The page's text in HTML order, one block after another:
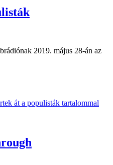
2019. május 28-án az
át a populisták tartalommal